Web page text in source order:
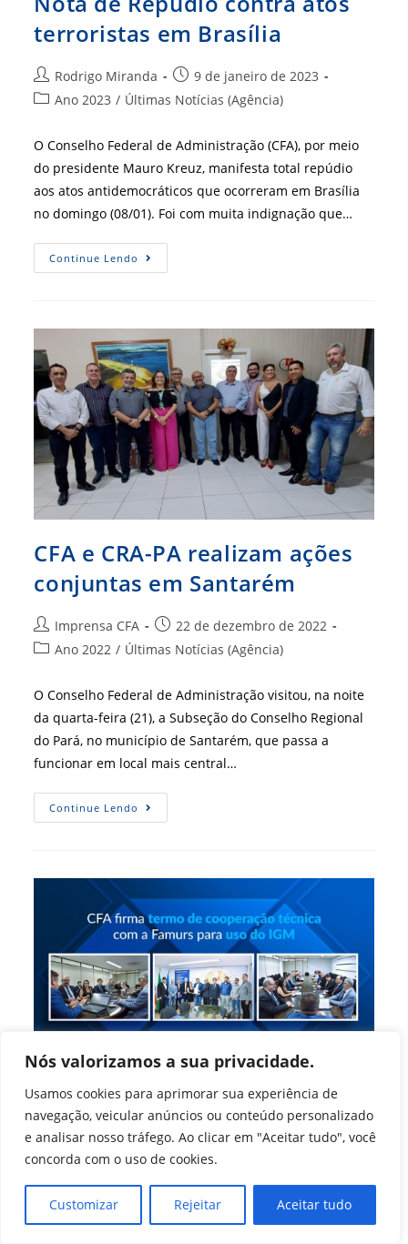
Nós valorizamos a sua privacidade.
Usamos cookies para aprimorar sua experiência de
navegação, veicular anúncios ou conteúdo personalizado
e analisar nosso tráfego. Ao clicar em "Aceitar tudo", você
concorda com o uso de cookies.
Customizar Rejeitar Aceitar tudo
terroristas em Brasília
Autor
do
Rodrigo Miranda
Post
publicado:
9 de janeiro de 2023
Categoria
post:
Ano 2023 / Últimas Notícias (Agência)
O Conselho Federal de Administração (CFA), por meio
do presidente Mauro Kreuz, manifesta total repúdio
aos atos antidemocráticos que ocorreram em Brasília
no domingo (08/01). Foi com muita indignação que…
Continue Lendo Nota
De
Brasília
CFA e CRA-PA realizam ações
conjuntas em Santarém
Autor
do
Imprensa CFA
Post
publicado:
22 de dezembro de 2022
Categoria
post:
Ano 2022 / Últimas Notícias (Agência)
O Conselho Federal de Administração visitou, na noite
da quarta-feira (21), a Subseção do Conselho Regional
do Pará, no município de Santarém, que passa a
funcionar em local mais central…
Continue Lendo CFA
E
Conjuntas
Em
Santarém
CFA firma termo de
cooperação técnica com a
Famurs para uso do IGM
Autor
do
Rodrigo Miranda
Post
publicado:
22 de dezembro de 2022
Categoria
Ano 2023 / Últimas Notícias (Agência)